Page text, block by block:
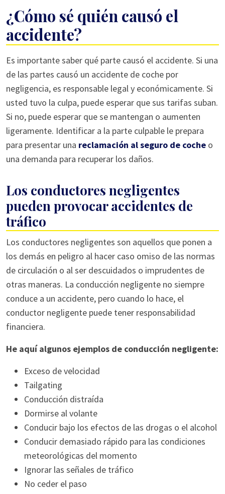
¿Cómo sé quién causó el
accidente?
Es importante saber qué parte causó el accidente. Si una
de las partes causó un accidente de coche por
negligencia, es responsable legal y económicamente. Si
usted tuvo la culpa, puede esperar que sus tarifas suban.
Si no, puede esperar que se mantengan o aumenten
ligeramente. Identificar a la parte culpable le prepara
para presentar una reclamación al seguro de coche o
una demanda para recuperar los daños.
Los conductores negligentes
pueden provocar accidentes de
tráfico
Los conductores negligentes son aquellos que ponen a
los demás en peligro al hacer caso omiso de las normas
de circulación o al ser descuidados o imprudentes de
otras maneras. La conducción negligente no siempre
conduce a un accidente, pero cuando lo hace, el
conductor negligente puede tener responsabilidad
financiera.
He aquí algunos ejemplos de conducción negligente:
Exceso de velocidad
Tailgating
Conducción distraída
Dormirse al volante
Conducir bajo los efectos de las drogas o el alcohol
Conducir demasiado rápido para las condiciones
meteorológicas del momento
Ignorar las señales de tráfico
No ceder el paso